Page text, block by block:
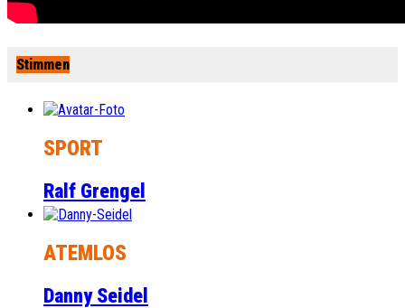
Stimmen
SPORT
Ralf Grengel
ATEMLOS
Danny Seidel